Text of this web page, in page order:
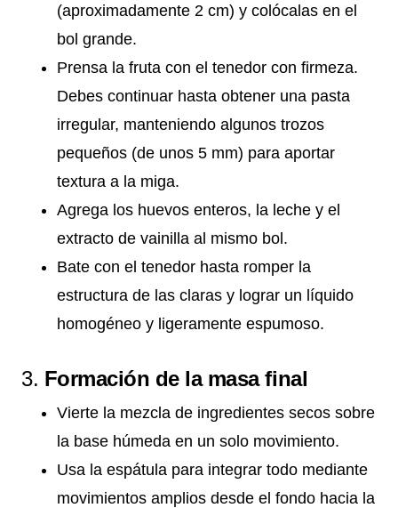
(aproximadamente 2 cm) y colócalas en el
bol grande.
Prensa la fruta con el tenedor con firmeza.
Debes continuar hasta obtener una pasta
irregular, manteniendo algunos trozos
pequeños (de unos 5 mm) para aportar
textura a la miga.
Agrega los huevos enteros, la leche y el
extracto de vainilla al mismo bol.
Bate con el tenedor hasta romper la
estructura de las claras y lograr un líquido
homogéneo y ligeramente espumoso.
3. Formación de la masa final
Vierte la mezcla de ingredientes secos sobre
la base húmeda en un solo movimiento.
Usa la espátula para integrar todo mediante
movimientos amplios desde el fondo hacia la